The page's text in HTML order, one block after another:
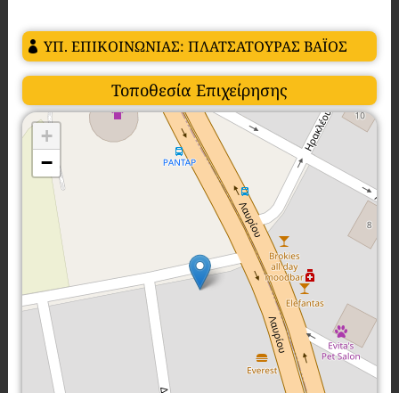
ΥΠ. ΕΠΙΚΟΙΝΩΝΙΑΣ: ΠΛΑΤΣΑΤΟΥΡΑΣ ΒΑΪΟΣ
Τοποθεσία Επιχείρησης
+
−